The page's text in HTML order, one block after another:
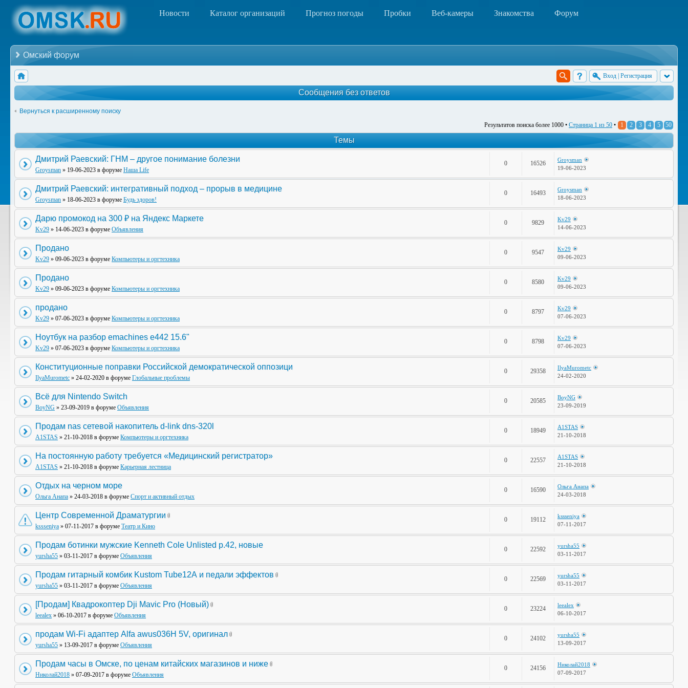
Новости Каталог организаций Прогноз погоды Пробки Веб-камеры Знакомства Форум
Омский форум
Вход Регистрация
Сообщения без ответов
Вернуться к расширенному поиску
Результатов поиска более 1000 • Страница 1 из 50 • 1 2 3 4 5 50
Темы
Дмитрий Раевский: ГНМ – другое понимание болезни
Groysman » 19-06-2023 в форуме Наша Life
0 16526
Groysman
19-06-2023
Дмитрий Раевский: интегративный подход – прорыв в медицине
Groysman » 18-06-2023 в форуме Будь здоров!
0 16493
Groysman
18-06-2023
Дарю промокод на 300 ₽ на Яндекс Маркете
Kv29 » 14-06-2023 в форуме Объявления
0 9829
Kv29
14-06-2023
Продано
Kv29 » 09-06-2023 в форуме Компьютеры и оргтехника
0 9547
Kv29
09-06-2023
Продано
Kv29 » 09-06-2023 в форуме Компьютеры и оргтехника
0 8580
Kv29
09-06-2023
продано
Kv29 » 07-06-2023 в форуме Компьютеры и оргтехника
0 8797
Kv29
07-06-2023
Ноутбук на разбор emachines e442 15.6"
Kv29 » 07-06-2023 в форуме Компьютеры и оргтехника
0 8798
Kv29
07-06-2023
Конституционные поправки Российской демократической оппозици
IlyaMurometc » 24-02-2020 в форуме Глобальные проблемы
0 29358
IlyaMurometc
24-02-2020
Всё для Nintendo Switch
BoyNG » 23-09-2019 в форуме Объявления
0 20585
BoyNG
23-09-2019
Продам nas сетевой накопитель d-link dns-320l
A1STAS » 21-10-2018 в форуме Компьютеры и оргтехника
0 18949
A1STAS
21-10-2018
На постоянную работу требуется «Медицинский регистратор»
A1STAS » 21-10-2018 в форуме Карьерная лестница
0 22557
A1STAS
21-10-2018
Отдых на черном море
Ольга Анапа » 24-03-2018 в форуме Спорт и активный отдых
0 16590
Ольга Анапа
24-03-2018
Центр Современной Драматургии
kssseniya » 07-11-2017 в форуме Театр и Кино
0 19112
kssseniya
07-11-2017
Продам ботинки мужские Kenneth Cole Unlisted р.42, новые
yursha55 » 03-11-2017 в форуме Объявления
0 22592
yursha55
03-11-2017
Продам гитарный комбик Kustom Tube12А и педали эффектов
yursha55 » 03-11-2017 в форуме Объявления
0 22569
yursha55
03-11-2017
[Продам] Квадрокоптер Dji Mavic Pro (Новый)
leealex » 06-10-2017 в форуме Объявления
0 23224
leealex
06-10-2017
продам Wi-Fi адаптер Alfa awus036H 5V, оригинал
yursha55 » 13-09-2017 в форуме Объявления
0 24102
yursha55
13-09-2017
Продам часы в Омске, по ценам китайских магазинов и ниже
Николай2018 » 07-09-2017 в форуме Объявления
0 24156
Николай2018
07-09-2017